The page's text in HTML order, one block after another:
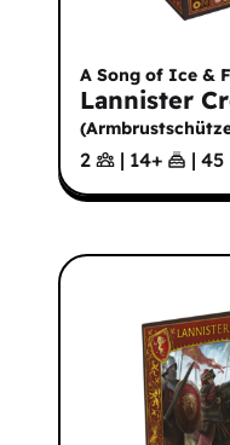
A Song of Ice &
Lannister
(
2 | 14+ | 45